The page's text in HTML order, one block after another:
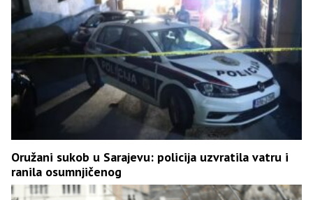
Oružani sukob u Sarajevu: policija uzvratila vatru i
ranila osumnjičenog